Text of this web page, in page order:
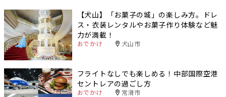
【犬山】「お菓子の城」の楽しみ方。ドレ
ス・衣装レンタルやお菓子作り体験など魅
力が満載！
おでかけ 犬山市
フライトなしでも楽しめる！中部国際空港
セントレアの過ごし方
おでかけ 常滑市